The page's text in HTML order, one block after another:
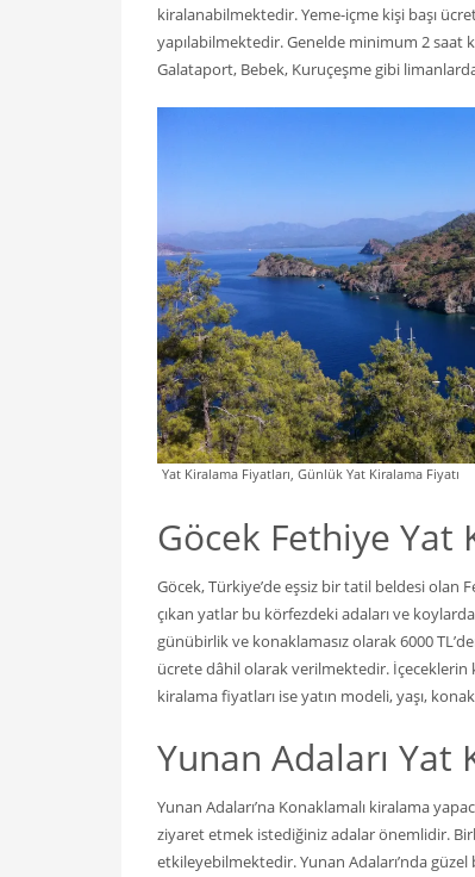
kiralanabilmektedir. Yeme-içme kişi başı
yapılabilmektedir. Genelde minimum 2
Galataport, Bebek, Kuruçeşme gibi
Yat Kiralama Fiyatları, Günlük Yat Kiralama Fiyatı
Göcek Fethiye Yat
Göcek, Türkiye’de eşsiz bir tatil beldesi olan
çıkan yatlar bu körfezdeki adaları ve
günübirlik ve konaklamasız olarak 6000
ücrete dâhil olarak verilmektedir. İçeceklerin
kiralama fiyatları ise yatın modeli, yaşı,
Yunan Adaları Yat
Yunan Adaları’na Konaklamalı kiralama
ziyaret etmek istediğiniz adalar önemlidir.
etkileyebilmektedir. Yunan Adaları’nda